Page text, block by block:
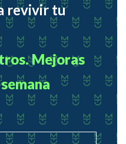
revivir tu
Mejoras